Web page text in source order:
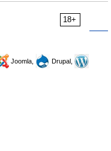
18+
Joomla,
Drupal,